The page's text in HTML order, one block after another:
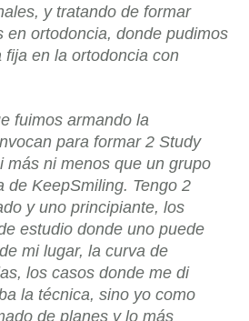
y tratando de formar
en ortodoncia, donde pudimos
fija en la ortodoncia con
fuimos armando la
para formar 2 Study
más ni menos que un grupo
de KeepSmiling. Tengo 2
y uno principiante, los
estudio donde uno puede
mi lugar, la curva de
los casos donde me di
la técnica, sino yo como
de planes y lo más